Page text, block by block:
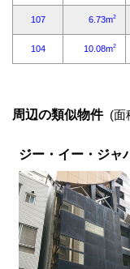
周辺の類似物件 (面